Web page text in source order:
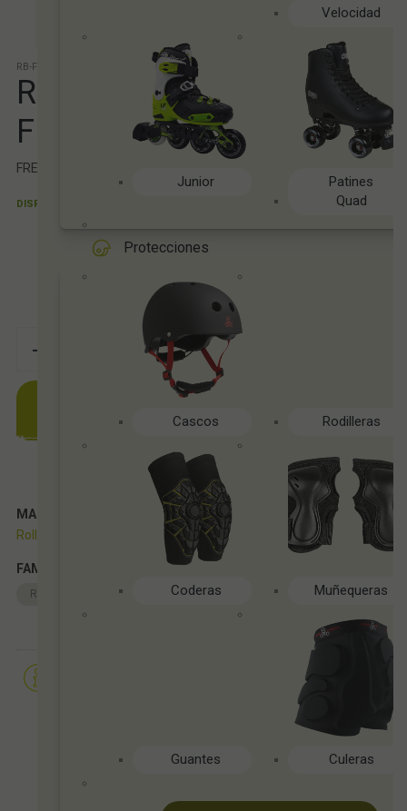
Velocidad
Junior
Patines
Quad
Protecciones
Cascos Rodilleras
Coderas Muñequeras
Guantes Culeras
RB-FRE-MIC
ROLLERBLADE TACO
FRENO MICROBLADE
FRENO COMPLETO MICROBLADE DE ROLLERBLADE
DISPONIBLE Entrega 24/48 h. Según disponibilidad.
-
AÑADIR A CESTA
MARCA
Rollerblade
FAMILIAS RELACIONADAS
Recambios Freeskate/Slalom